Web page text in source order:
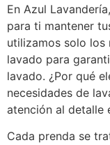
En Azul
para ti mantener
utilizamos solo
lavado para
lavado. ¿Por qué
necesidades de
atención al detalle
Cada prenda se